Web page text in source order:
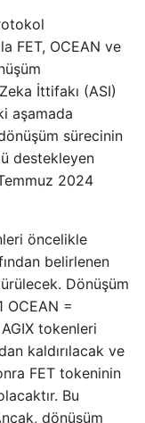
FET, OCEAN ve
İttifakı (ASI)
aşamada
sürecinin
destekleyen
2024
öncelikle
belirlenen
Dönüşüm
OCEAN =
tokenleri
kaldırılacak ve
FET tokeninin
Bu
dönüşüm